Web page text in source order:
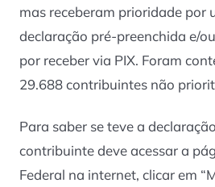
mas receberam prioridade por
declaração pré-preenchida e/
por receber via PIX. Foram
29.688 contribuintes não
Para saber se teve a
contribuinte deve acessar a
Federal na internet, clicar em